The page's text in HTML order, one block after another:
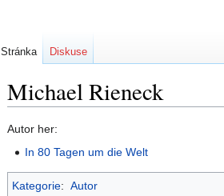
Michael Rieneck
Skočit
Skočit
Autor her:
In 80 Tagen um die Welt
Kategorie: Autor
Stránka Diskuse